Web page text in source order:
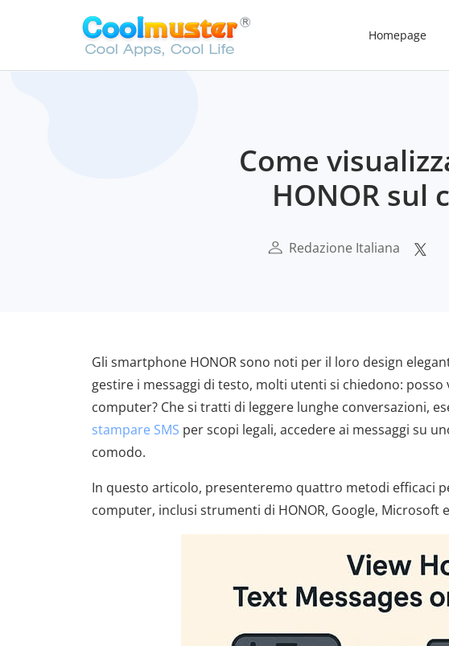
Homepage
Come
HONOR
Redazione Italiana
Gli smartphone HONOR sono noti per il loro design
gestire i messaggi di testo, molti utenti si chiedono: posso
computer? Che si tratti di leggere lunghe conversazioni,
stampare SMS per scopi legali, accedere ai messaggi su
comodo.
In questo articolo, presenteremo quattro metodi efficaci
computer, inclusi strumenti di HONOR, Google, Microsoft